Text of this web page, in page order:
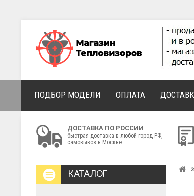
ПОДБОР МОДЕЛИ ОПЛАТА
ДОСТАВКА ПО РОССИИ
быстрая доставка в любой город РФ,
самовывоз в Москве
КАТАЛОГ